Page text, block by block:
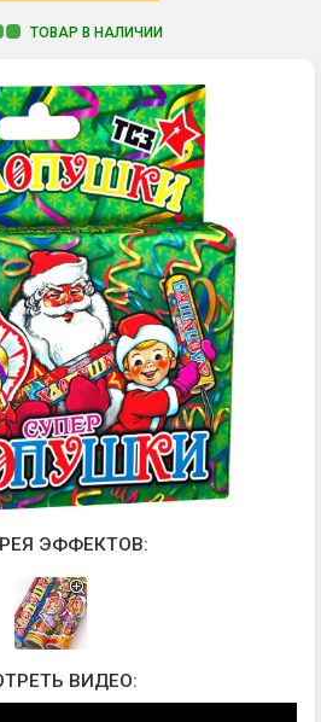
ТОВАР В НАЛИЧИИ
ЭФФЕКТОВ:
ВИДЕО: